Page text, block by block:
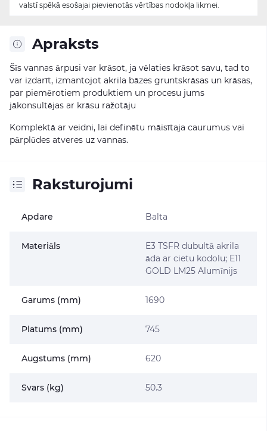
Apraksts
Šīs vannas ārpusi var krāsot, ja vēlaties krāsot savu, tad to
var izdarīt, izmantojot akrila bāzes gruntskrāsas un krāsas,
par piemērotiem produktiem un procesu jums
jākonsultējas ar krāsu ražotāju
Komplektā ar veidni, lai definētu māisītaja caurumus vai
pārplūdes atveres uz vannas.
Raksturojumi
Apdare Balta
Materiāls
E3 TSFR dubultā akrila
āda ar cietu kodolu; E11
GOLD LM25 Alumīnijs
Garums (mm) 1690
Platums (mm) 745
Augstums (mm) 620
Svars (kg) 50.3
valstī spēkā esošajai pievienotās vērtības nodokļa likmei.